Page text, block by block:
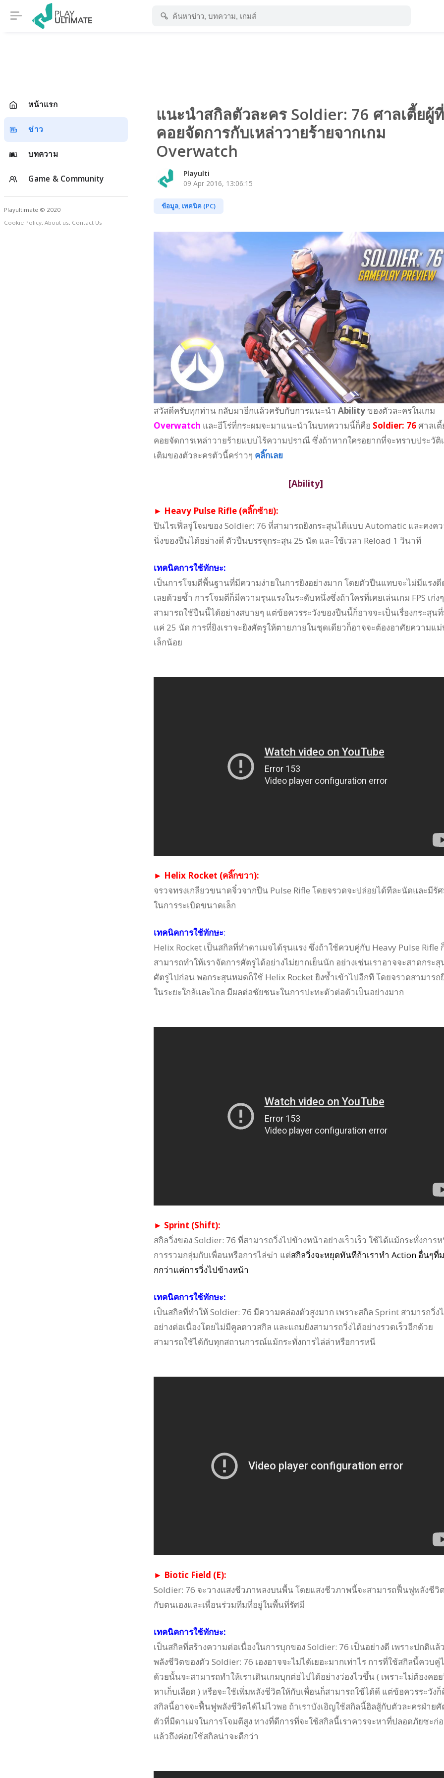
หน้าแรก
ข่าว
บทความ
Game & Community
Playultimate © 2020
Cookie Policy, About us, Contact Us
แนะนำสกิลตัวละคร Soldier: 76 ศาลเตี้ยผู้ที่
คอยจัดการกับเหล่าวายร้ายจากเกม
Overwatch
Playulti
09 Apr 2016, 13:06:15
ข้อมูล, เทคนิค (PC)
สวัสดีครับทุกท่าน กลับมาอีกแล้วครับกับการแนะนำ Ability ของตัวละครในเกม
Overwatch และฮีโร่ที่กระผมจะมาแนะนำในบทความนี้ก็คือ Soldier: 76 ศาลเ
คอยจัดการเหล่าวายร้ายแบบไร้ความปราณี ซึ่งถ้าหากใครอยากที่จะทราบประวัติ
เติมของตัวละครตัวนี้คร่าวๆ คลิ๊กเลย
[Ability]
► Heavy Pulse Rifle (คลิ๊กซ้าย):
ปินไรเฟิ่ลจู่โจมของ Soldier: 76 ที่สามารถยิงกระสุนได้แบบ Automatic และคงค
นิ่งของปืนได้อย่างดี ตัวปืนบรรจุกระสุน 25 นัด และใช้เวลา Reload 1 วินาที
เทคนิคการใช้ทักษะ:
เป็นการโจมตีพื้นฐานที่มีความง่ายในการยิงอย่างมาก โดยตัวปืนแทบจะไม่มีแรงดี
เลยด้วยซ้ำ การโจมตีก็มีความรุนแรงในระดับหนึ่งซึ่งถ้าใครที่เคยเล่นเกม FPS เก่ง
สามารถใช้ปืนนี้ได้อย่างสบายๆ แต่ข้อควรระวังของปืนนี้ก็อาจจะเป็นเรื่องกระสุน
แค่ 25 นัด การที่ยิงเราจะยิงศัตรูให้ตายภายในชุดเดียวก็อาจจะต้องอาศัยความแ
เล็กน้อย
► Helix Rocket (คลิ๊กขวา):
จรวจทรงเกลียวขนาดจิ๋วจากปืน Pulse Rifle โดยจรวดจะปล่อยได้ทีละนัดและมีรั
ในการระเบิดขนาดเล็ก
เทคนิคการใช้ทักษะ:
Helix Rocket เป็นสกิลที่ทำดาเมจได้รุนแรง ซึ่งถ้าใช้ควบคู่กับ Heavy Pulse Rifle
สามารถทำให้เราจัดการศัตรูได้อย่างไม่ยากเย็นนัก อย่างเช่นเราอาจจะสาดกระสุ
ศัตรูไปก่อน พอกระสุนหมดก็ใช้ Helix Rocket ยิงซ้ำเข้าไปอีกที โดยจรวดสามารถ
ในระยะใกล้และไกล มีผลต่อชัยชนะในการปะทะตัวต่อตัวเป็นอย่างมาก
► Sprint (Shift):
สกิลวิ่งของ Soldier: 76 ที่สามารถวิ่งไปข้างหน้าอย่างเร็วเร็ว ใช้ได้แม้กระทั่งการ
การรวมกลุ่มกับเพื่อนหรือการไล่ฆ่า แต่สกิลวิ่งจะหยุดทันทีถ้าเราทำ Action อื่นๆที่
กกว่าแค่การวิ่งไปข้างหน้า
เทคนิคการใช้ทักษะ:
เป็นสกิลที่ทำให้ Soldier: 76 มีความคล่องตัวสูงมาก เพราะสกิล Sprint สามารถวิ่ง
อย่างต่อเนื่องโดยไม่มีคูลดาวสกิล และแถมยังสามารถวิ่งได้อย่างรวดเร็วอีกด้วย
สามารถใช้ได้กับทุกสถานการณ์แม้กระทั่งการไล่ล่าหรือการหนี
► Biotic Field (E):
Soldier: 76 จะวางแสงชีวภาพลงบนพื้น โดยแสงชีวภาพนี้จะสามารถฟื้นฟูพลังชีวิ
กับตนเองและเพื่อนร่วมทีมที่อยู่ในพื้นที่รัศมี
เทคนิคการใช้ทักษะ:
เป็นสกิลที่สร้างความต่อเนื่องในการบุกของ Soldier: 76 เป็นอย่างดี เพราะปกติแล้ว
พลังชีวิตของตัว Soldier: 76 เองอาจจะไม่ได้เยอะมากเท่าไร การที่ใช้สกิลนี้ควบคู่
ด้วยนั้นจะสามารถทำให้เราเดินเกมบุกต่อไปได้อย่างว่องไวขึ้น ( เพราะไม่ต้องคอย
หาเก็บเลือด ) หรือจะใช้เพิ่มพลังชีวิตให้กับเพื่อนก็สามารถใช้ได้ดี แต่ข้อควรระวังก็
สกิลนี้อาจจะฟื้นฟูพลังชีวิตได้ไม่ไวพอ ถ้าเราบังเอิญใช้สกิลนี้ฮิลสู้กับตัวละครฝ่ายศั
ตัวที่มีดาเมจในการโจมตีสูง ทางที่ดีการที่จะใช้สกิลนี้เราควรจะหาที่ปลอดภัยซะก่
แล้วถึงค่อยใช้สกิลน่าจะดีกว่า